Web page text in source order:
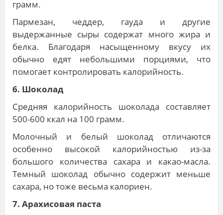
грамм.
Пармезан, чеддер, гауда и другие
выдержанные сыры содержат много жира и
белка. Благодаря насыщенному вкусу их
обычно едят небольшими порциями, что
помогает контролировать калорийность.
6. Шоколад
Средняя калорийность шоколада составляет
500-600 ккал на 100 грамм.
Молочный и белый шоколад отличаются
особенно высокой калорийностью из-за
большого количества сахара и какао-масла.
Темный шоколад обычно содержит меньше
сахара, но тоже весьма калориен.
7. Арахисовая паста